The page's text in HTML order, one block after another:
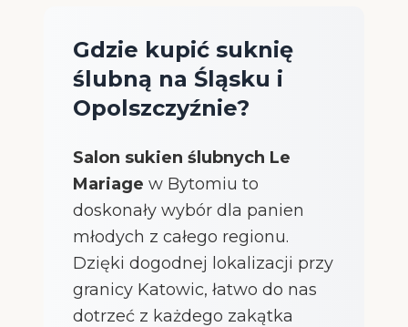
Gdzie kupić suknię
ślubną na Śląsku i
Opolszczyźnie?
Salon sukien ślubnych Le
Mariage w Bytomiu to
doskonały wybór dla panien
młodych z całego regionu.
Dzięki dogodnej lokalizacji przy
granicy Katowic, łatwo do nas
dotrzeć z każdego zakątka